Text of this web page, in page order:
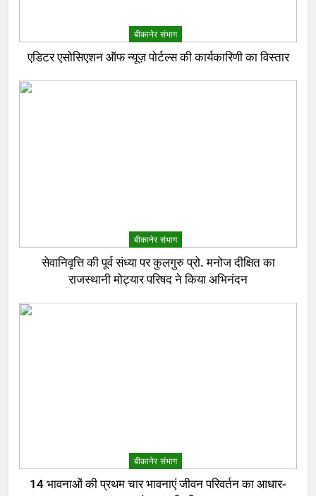
बीकानेर संभाग
एडिटर एसोसिएशन ऑफ न्यूज़ पोर्टल्स की कार्यकारिणी का विस्तार
बीकानेर संभाग
सेवानिवृत्ति की पूर्व संध्या पर कुलगुरु प्रो. मनोज दीक्षित का
राजस्थानी मोट्यार परिषद ने किया अभिनंदन
बीकानेर संभाग
14 भावनाओं की प्रथम चार भावनाएं जीवन परिवर्तन का आधार-